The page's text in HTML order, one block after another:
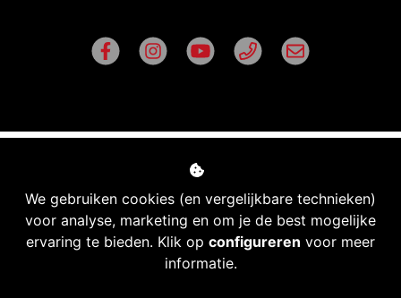
We gebruiken cookies (en vergelijkbare technieken)
voor analyse, marketing en om je de best mogelijke
ervaring te bieden. Klik op configureren voor meer
informatie.